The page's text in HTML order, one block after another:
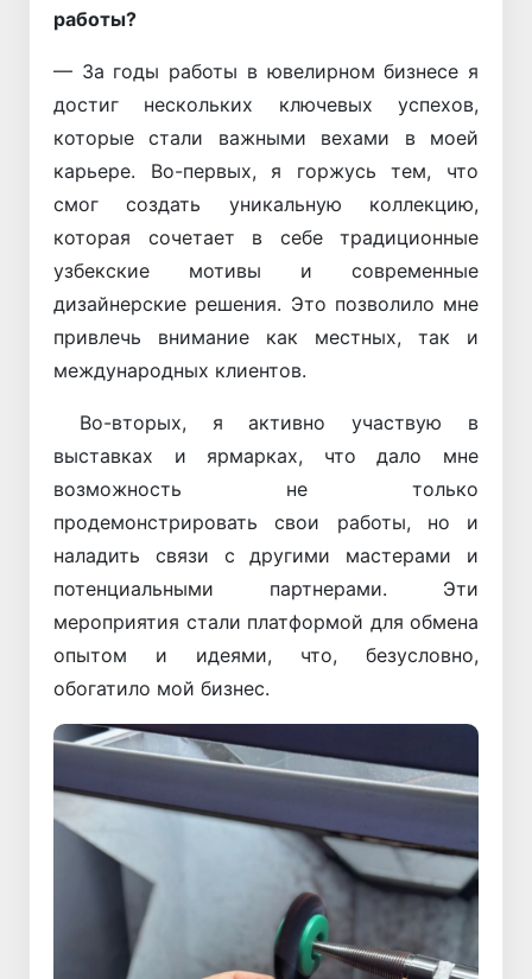
работы?
— За годы работы в ювелирном бизнесе я
достиг нескольких ключевых успехов,
которые стали важными вехами в моей
карьере. Во-первых, я горжусь тем, что
смог создать уникальную коллекцию,
которая сочетает в себе традиционные
узбекские мотивы и современные
дизайнерские решения. Это позволило мне
привлечь внимание как местных, так и
международных клиентов.
Во-вторых, я активно участвую в
выставках и ярмарках, что дало мне
возможность не только
продемонстрировать свои работы, но и
наладить связи с другими мастерами и
потенциальными партнерами. Эти
мероприятия стали платформой для обмена
опытом и идеями, что, безусловно,
обогатило мой бизнес.